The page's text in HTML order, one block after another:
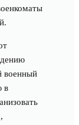
военный
в